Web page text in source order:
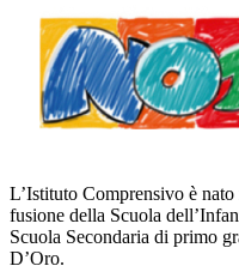
L’Istituto Comprensivo è
fusione della Scuola
Scuola Secondaria di primo
D’Oro.